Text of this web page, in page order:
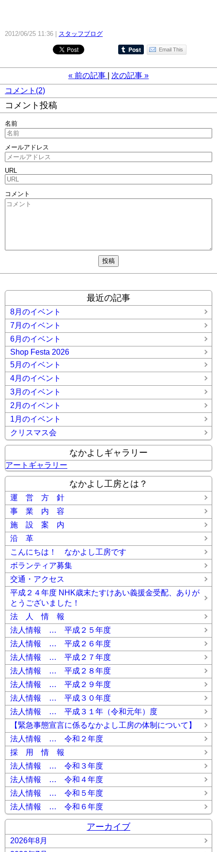
2012/06/25 11:36 スタッフブログ
Email This
« 前の記事 次の記事 »
コメント(2)
コメント投稿
名前
メールアドレス
URL
コメント
最近の記事
8月のイベント
7月のイベント
6月のイベント
Shop Festa 2026
5月のイベント
4月のイベント
3月のイベント
2月のイベント
1月のイベント
クリスマス会
なかよしギャラリー
アートギャラリー
なかよし工房とは？
運 営 方 針
事 業 内 容
施 設 案 内
沿 革
こんにちは！ なかよし工房です
ボランティア募集
交通・アクセス
平成２４年度 NHK歳末たすけあい義援金受配、ありが
とうございました！
法 人 情 報
法人情報 … 平成２５年度
法人情報 … 平成２６年度
法人情報 … 平成２７年度
法人情報 … 平成２８年度
法人情報 … 平成２９年度
法人情報 … 平成３０年度
法人情報 … 平成３１年（令和元年）度
【緊急事態宣言に係るなかよし工房の体制について】
法人情報 … 令和２年度
採 用 情 報
法人情報 … 令和３年度
法人情報 … 令和４年度
法人情報 … 令和５年度
法人情報 … 令和６年度
アーカイブ
2026年8月